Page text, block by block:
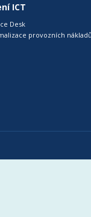
ICT
Desk
provozních